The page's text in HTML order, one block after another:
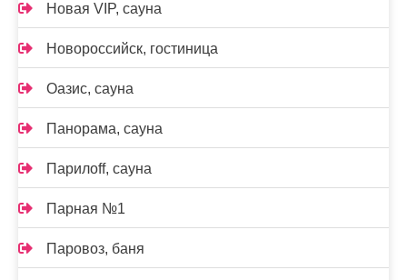
Новая VIP, сауна
Новороссийск, гостиница
Оазис, сауна
Панорама, сауна
Парилоff, сауна
Парная №1
Паровоз, баня